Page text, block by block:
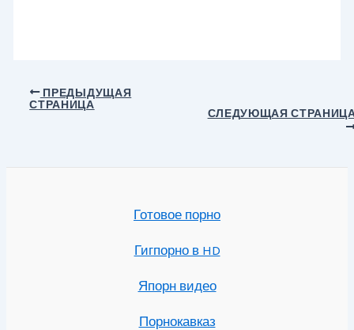
Навигация
ПРЕДЫДУЩАЯ
СТРАНИЦА
СЛЕДУЮЩАЯ
Готовое порно
Гигпорно в HD
Япорн видео
Порнокавказ